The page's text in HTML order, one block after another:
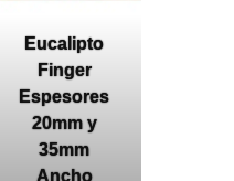
Eucalipto
Finger
Espesores
20mm y
35mm
Ancho